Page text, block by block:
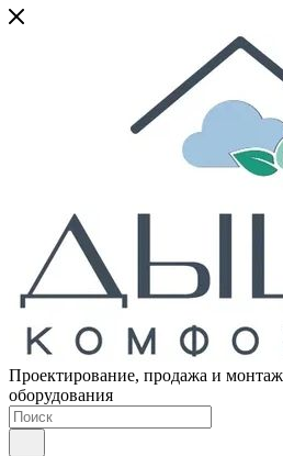
Проектирование, продажа и
оборудования